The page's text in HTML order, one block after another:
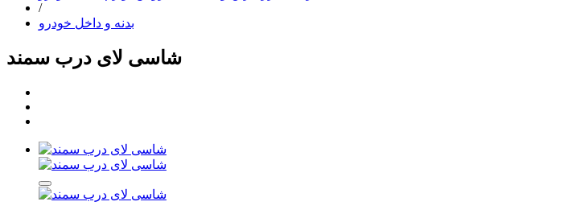
/
بدنه و داخل خودرو
شاسی لای درب سمند